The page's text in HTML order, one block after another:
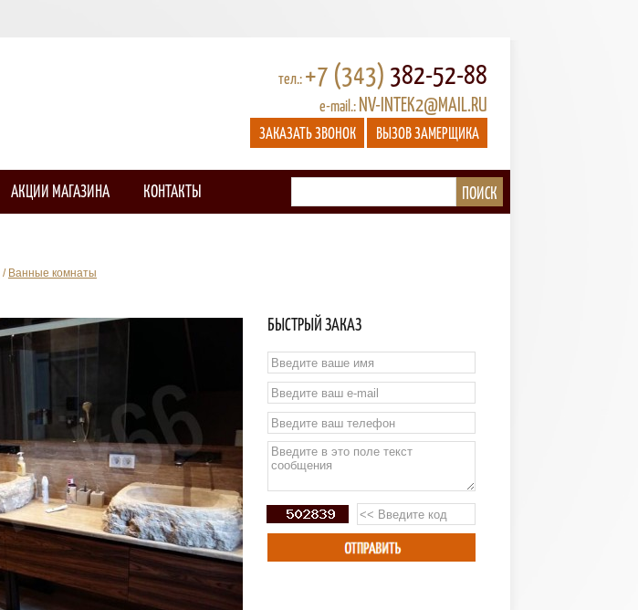
тел.:+7 (343) 382-52-88
e-mail.:NV-INTEK2@MAIL.RU
ЗАКАЗАТЬ ЗВОНОК ВЫЗОВ ЗАМЕРЩИКА
АКЦИИ МАГАЗИНА КОНТАКТЫ
/ Ванные комнаты
БЫСТРЫЙ ЗАКАЗ